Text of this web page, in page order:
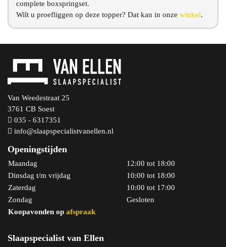
complete boxspringset.
Wilt u proefliggen op deze topper? Dat kan in onze winkel.
Van Weedestraat 25
3761 CB Soest
035 - 6317351
info@slaapspecialistvanellen.nl
Openingstijden
Maandag
12:00 tot 18:00
Dinsdag t/m vrijdag
10:00 tot 18:00
Zaterdag
10:00 tot 17:00
Zondag
Gesloten
Koopavonden op afspraak
Slaapspecialist van Ellen